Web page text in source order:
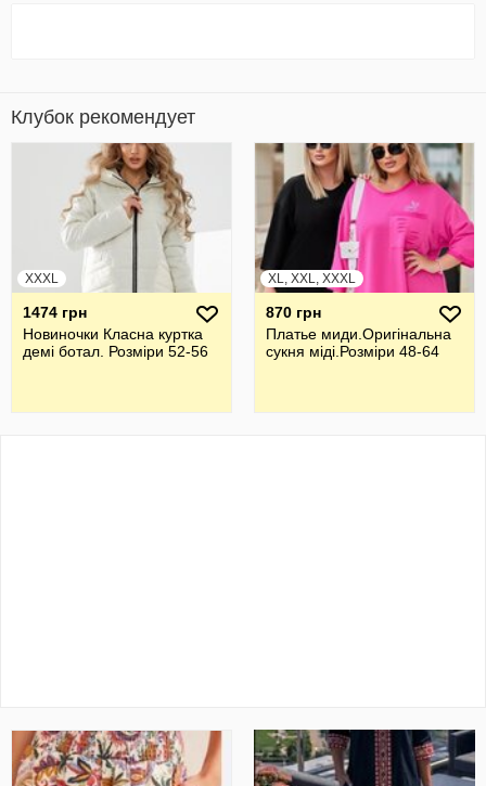
Клубок рекомендует
XXXL
1474 грн
Новиночки Класна куртка
демі ботал. Розміри 52-56
XL, XXL, XXXL
870 грн
Платье миди.Оригiнальна
сукня мiдi.Розмiри 48-64